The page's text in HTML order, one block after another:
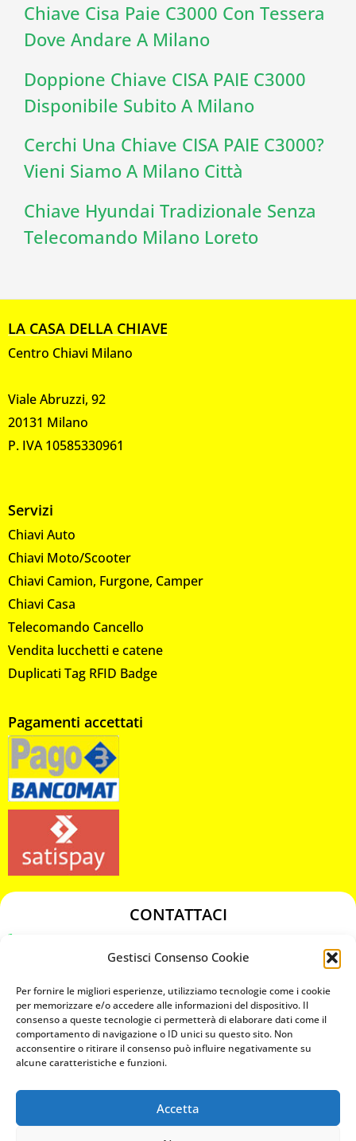
Gestisci Consenso Cookie
Per fornire le migliori esperienze, utilizziamo tecnologie come i cookie
per memorizzare e/o accedere alle informazioni del dispositivo. Il
consenso a queste tecnologie ci permetterà di elaborare dati come il
comportamento di navigazione o ID unici su questo sito. Non
acconsentire o ritirare il consenso può influire negativamente su
alcune caratteristiche e funzioni.
Accetta
Chiave Cisa Paie C3000 Con Tessera
Dove Andare A Milano
Doppione Chiave CISA PAIE C3000
Disponibile Subito A Milano
Cerchi Una Chiave CISA PAIE C3000?
Vieni Siamo A Milano Città
Chiave Hyundai Tradizionale Senza
Telecomando Milano Loreto
LA CASA DELLA CHIAVE
Centro Chiavi Milano
Viale Abruzzi, 92
20131 Milano
P. IVA 10585330961
Servizi
Chiavi Auto
Chiavi Moto/Scooter
Chiavi Camion, Furgone, Camper
Chiavi Casa
Telecomando Cancello
Vendita lucchetti e catene
Duplicati Tag RFID Badge
Pagamenti accettati
CONTATTACI
chiavicodificate@gmail.com
Privacy Policy
Cookie Policy
MAPS